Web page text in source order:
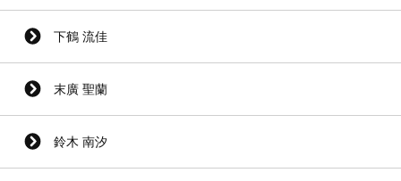
下鶴 流佳
末廣 聖蘭
鈴木 南汐